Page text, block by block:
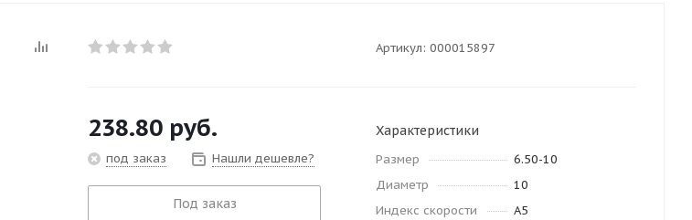
Артикул: 000015897
238.80 руб.
под заказ Нашли дешевле?
Под заказ
Характеристики
Размер
6.50-10
Диаметр
10
Индекс скорости
A5